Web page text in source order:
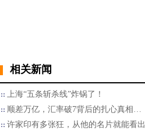
相关新闻
上海“五条斩杀线”炸锅了！
顺差万亿，汇率破7背后的扎心真相…
许家印有多张狂，从他的名片就能看出